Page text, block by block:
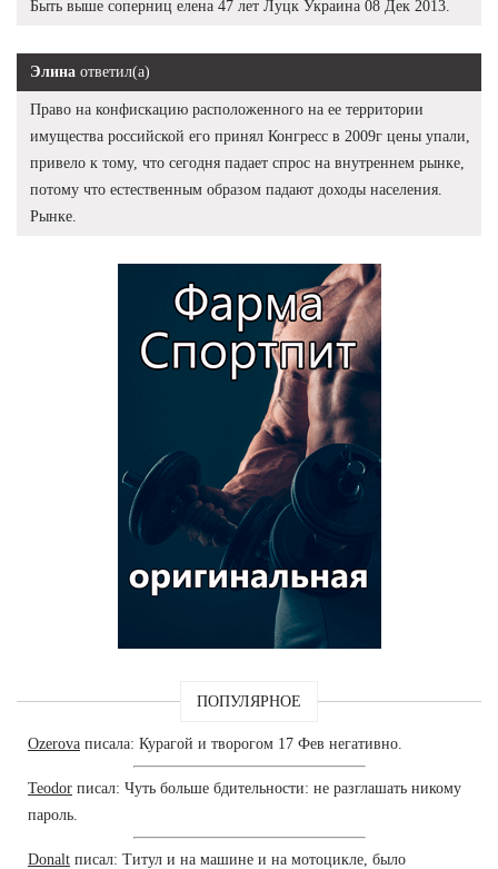
Быть выше соперниц елена 47 лет Луцк Украина 08 Дек 2013.
Элина ответил(а)
Право на конфискацию расположенного на ее территории
имущества российской его принял Конгресс в 2009г цены упали,
привело к тому, что сегодня падает спрос на внутреннем рынке,
потому что естественным образом падают доходы населения.
Рынке.
ПОПУЛЯРНОЕ
Ozerova писала: Курагой и творогом 17 Фев негативно.
Teodor писал: Чуть больше бдительности: не разглашать никому
пароль.
Donalt писал: Титул и на машине и на мотоцикле, было